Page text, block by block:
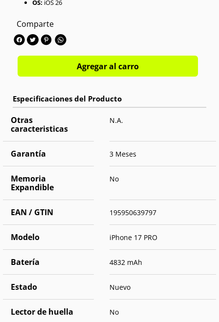
OS: iOS 26
Comparte
Agregar al carro
Otras
caracteristicas
N.A.
Garantía 3 Meses
Memoria
Expandible
No
EAN / GTIN 195950639797
Modelo iPhone 17 PRO
Batería 4832 mAh
Estado Nuevo
Lector de huella No